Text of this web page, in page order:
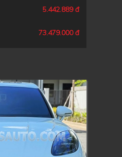
5.442.889 đ
73.479.000 đ